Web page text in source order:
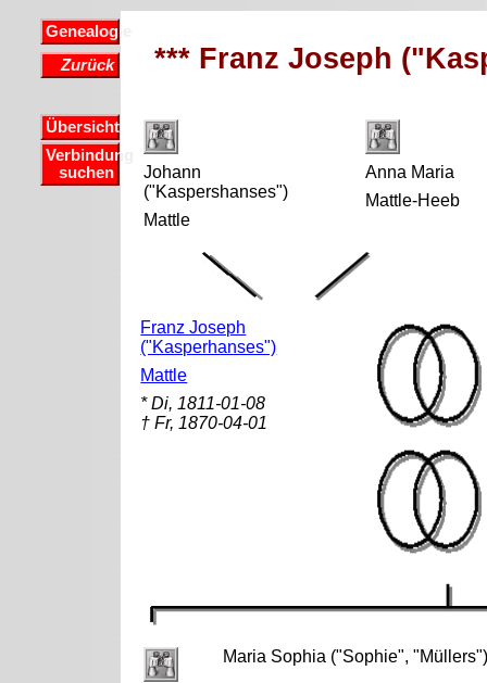
Genealogie
Zurück
Übersicht
Verbindung
suchen
*** Franz Joseph
Johann
("Kaspershanses")
Mattle
Anna Maria
Mattle-Heeb
Franz Joseph
("Kasperhanses")
Mattle
* Di, 1811-01-08
† Fr, 1870-04-01
Maria Sophia ("Sophie",